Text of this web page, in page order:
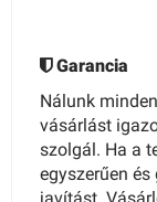
Garancia
Nálunk
vásárlást
szolgál. Ha a
egyszerűen
javítást.